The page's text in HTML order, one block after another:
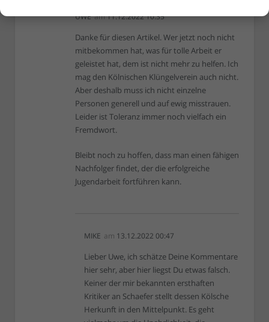
UWEam11.12.2022 10:35
Danke für diesen Artikel. Wer jetzt noch nicht
mitbekommen hat, was für tolle Arbeit er
geleistet hat, dem ist nicht mehr zu helfen. Ich
mag den Kölnischen Klüngelverein auch nicht.
Aber deshalb muss ich nicht einzelne
Personen generell und auf ewig misstrauen.
Leider ist Toleranz immer noch vielfach ein
Fremdwort.
Bleibt noch zu hoffen, dass man einen fähigen
Nachfolger findet, der die erfolgreiche
Jugendarbeit fortführen kann.
MIKE am 13.12.2022 00:47
Lieber Uwe, ich schätze Deine Kommentare
hier sehr, aber hier liegst Du etwas falsch.
Keiner der mir bekannten ersthaften
Kritiker an Schaefer stellt dessen Kölsche
Herkunft in den Mittelpunkt. Es geht